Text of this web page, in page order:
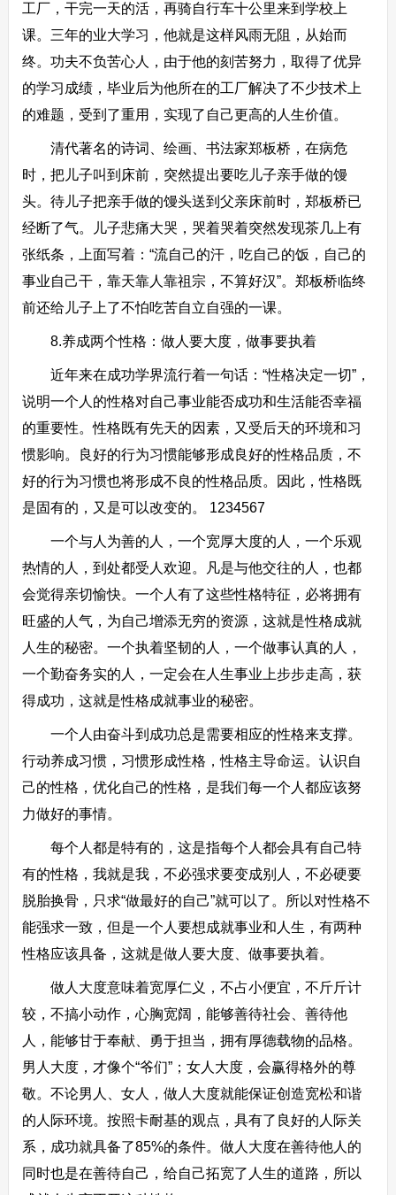
工厂，干完一天的活，再骑自行车十公里来到学校上
课。三年的业大学习，他就是这样风雨无阻，从始而
终。功夫不负苦心人，由于他的刻苦努力，取得了优异
的学习成绩，毕业后为他所在的工厂解决了不少技术上
的难题，受到了重用，实现了自己更高的人生价值。
清代著名的诗词、绘画、书法家郑板桥，在病危
时，把儿子叫到床前，突然提出要吃儿子亲手做的馒
头。待儿子把亲手做的馒头送到父亲床前时，郑板桥已
经断了气。儿子悲痛大哭，哭着哭着突然发现茶几上有
张纸条，上面写着：“流自己的汗，吃自己的饭，自己的
事业自己干，靠天靠人靠祖宗，不算好汉”。郑板桥临终
前还给儿子上了不怕吃苦自立自强的一课。
8.养成两个性格：做人要大度，做事要执着
近年来在成功学界流行着一句话：“性格决定一切”，
说明一个人的性格对自己事业能否成功和生活能否幸福
的重要性。性格既有先天的因素，又受后天的环境和习
惯影响。良好的行为习惯能够形成良好的性格品质，不
好的行为习惯也将形成不良的性格品质。因此，性格既
是固有的，又是可以改变的。 1234567
一个与人为善的人，一个宽厚大度的人，一个乐观
热情的人，到处都受人欢迎。凡是与他交往的人，也都
会觉得亲切愉快。一个人有了这些性格特征，必将拥有
旺盛的人气，为自己增添无穷的资源，这就是性格成就
人生的秘密。一个执着坚韧的人，一个做事认真的人，
一个勤奋务实的人，一定会在人生事业上步步走高，获
得成功，这就是性格成就事业的秘密。
一个人由奋斗到成功总是需要相应的性格来支撑。
行动养成习惯，习惯形成性格，性格主导命运。认识自
己的性格，优化自己的性格，是我们每一个人都应该努
力做好的事情。
每个人都是特有的，这是指每个人都会具有自己特
有的性格，我就是我，不必强求要变成别人，不必硬要
脱胎换骨，只求“做最好的自己”就可以了。所以对性格不
能强求一致，但是一个人要想成就事业和人生，有两种
性格应该具备，这就是做人要大度、做事要执着。
做人大度意味着宽厚仁义，不占小便宜，不斤斤计
较，不搞小动作，心胸宽阔，能够善待社会、善待他
人，能够甘于奉献、勇于担当，拥有厚德载物的品格。
男人大度，才像个“爷们”；女人大度，会赢得格外的尊
敬。不论男人、女人，做人大度就能保证创造宽松和谐
的人际环境。按照卡耐基的观点，具有了良好的人际关
系，成功就具备了85%的条件。做人大度在善待他人的
同时也是在善待自己，给自己拓宽了人生的道路，所以